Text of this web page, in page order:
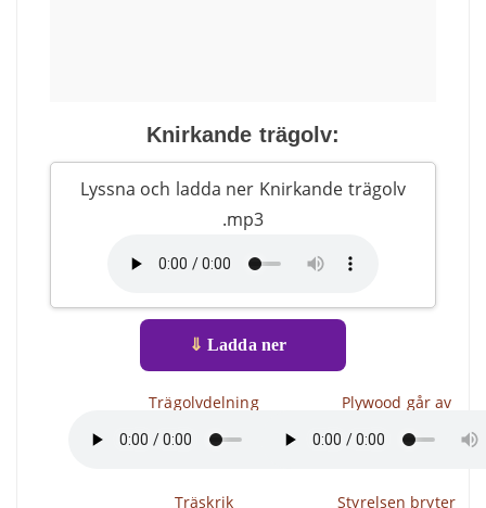
Knirkande trägolv:
Lyssna och ladda ner Knirkande trägolv
.mp3
⇓ Ladda ner
Trägolvdelning
Träskrik
Plywood går av
Styrelsen bryter